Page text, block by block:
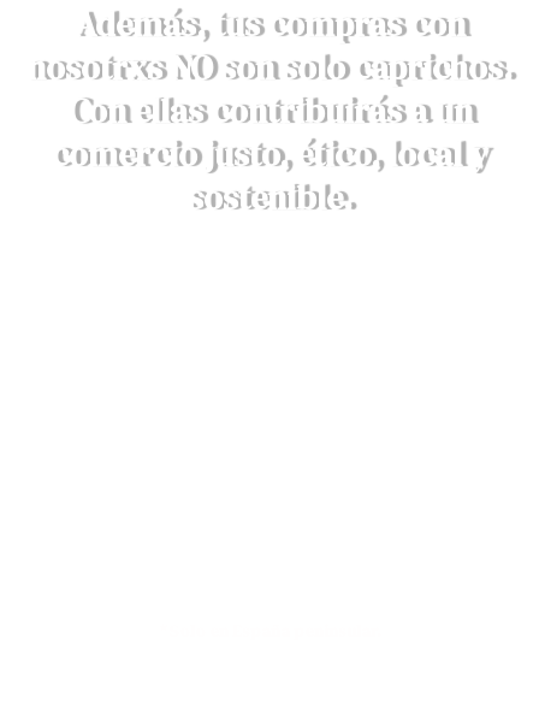
Además, tus compras con
nosotrxs NO son solo caprichos.
Con ellas contribuirás a un
comercio justo, ético, local y
sostenible.